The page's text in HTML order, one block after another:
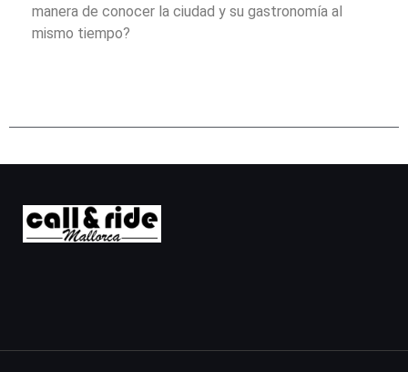
manera de conocer la ciudad y su gastronomía al
mismo tiempo?